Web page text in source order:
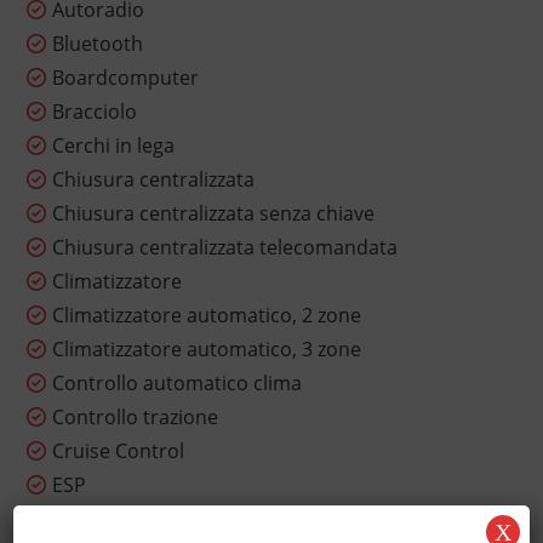
Autoradio
Bluetooth
Boardcomputer
Bracciolo
Cerchi in lega
Chiusura centralizzata
Chiusura centralizzata senza chiave
Chiusura centralizzata telecomandata
Climatizzatore
Climatizzatore automatico, 2 zone
Climatizzatore automatico, 3 zone
Controllo automatico clima
Controllo trazione
Cruise Control
ESP
X